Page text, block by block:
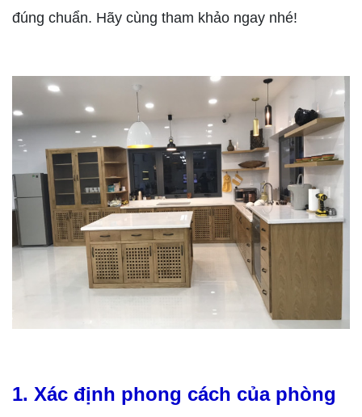
đúng chuẩn. Hãy cùng tham khảo ngay nhé!
1. Xác định phong cách của phòng